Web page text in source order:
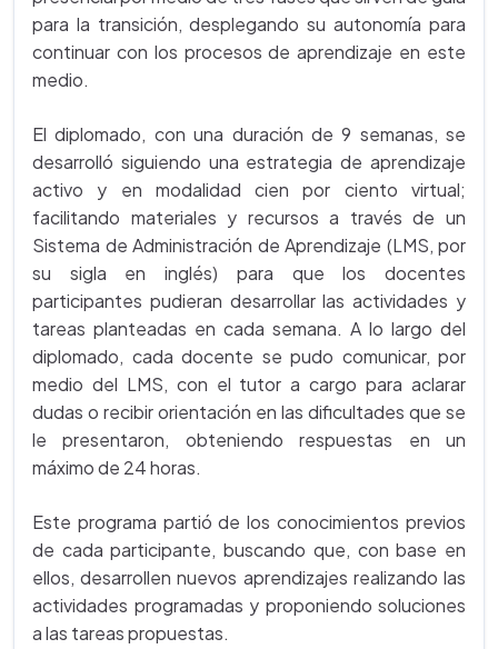
para la transición, desplegando su autonomía para
continuar con los procesos de aprendizaje en este
medio.
El diplomado, con una duración de 9 semanas, se
desarrolló siguiendo una estrategia de aprendizaje
activo y en modalidad cien por ciento virtual;
facilitando materiales y recursos a través de un
Sistema de Administración de Aprendizaje (LMS, por
su sigla en inglés) para que los docentes
participantes pudieran desarrollar las actividades y
tareas planteadas en cada semana. A lo largo del
diplomado, cada docente se pudo comunicar, por
medio del LMS, con el tutor a cargo para aclarar
dudas o recibir orientación en las dificultades que se
le presentaron, obteniendo respuestas en un
máximo de 24 horas.
Este programa partió de los conocimientos previos
de cada participante, buscando que, con base en
ellos, desarrollen nuevos aprendizajes realizando las
actividades programadas y proponiendo soluciones
a las tareas propuestas.